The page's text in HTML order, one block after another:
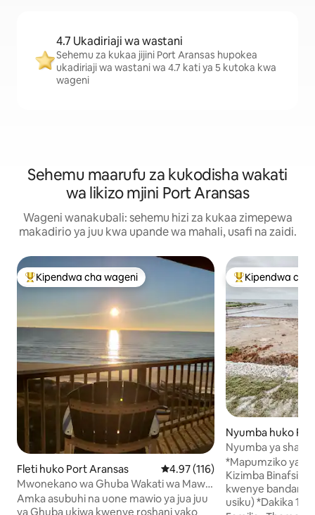
4.7 Ukadiriaji wa wastani
Sehemu za kukaa jijini Port Aransas hupokea
ukadiriaji wa wastani wa 4.7 kati ya 5 kutoka kwa
wageni
Sehemu maarufu za kukodisha wakati
wa likizo mjini Port Aransas
Wageni wanakubali: sehemu hizi za kukaa zimepewa
makadirio ya juu kwa upande wa mahali, usafi na zaidi.
Kipendwa maarufu cha wageni
Kipendwa cha wageni
Fleti huko Port Aransas Ukadiriaji wa wastani wa 4.97
4.97 (116)
Mwonekano wa Ghuba Wakati wa Mawio
ya Jua | Roshani ya Ufukweni + Barabara
ya Miguu ya Ufukweni
Amka asubuhi na uone mawio ya jua juu
ya Ghuba ukiwa kwenye roshani yako
Kipendwa
Kipendwa cha
Nyumba huko
Nyumba ya
*Mapumziko ya
Kizimba Binafsi *
kwenye bandari
usiku) *Dakika 15